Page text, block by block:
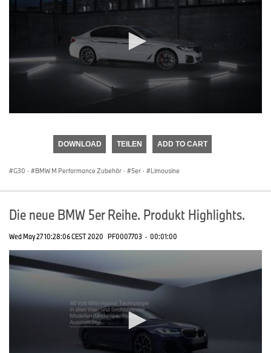
DOWNLOAD TEILEN ADD TO CART
G30 · BMW M Performance Zubehör · 5er · Limousine
Die neue BMW 5er Reihe. Produkt Highlights.
Wed May 27 10:28:06 CEST 2020 PF0007703 · 00:01:00